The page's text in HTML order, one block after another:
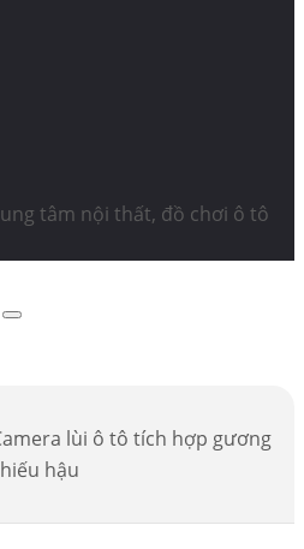
tâm nội thất, đồ chơi ô tô
lùi ô tô tích hợp gương
hậu